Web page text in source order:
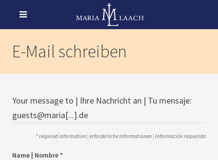
E-Mail schreiben
Your message to | Ihre Nachricht an | Tu mensaje:
guests@maria[...].de
* required information | erforderliche Informationen | Información requerida
Name | Nombre *